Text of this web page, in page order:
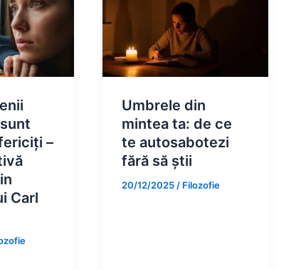
–
Carl
Umbrele din
mintea ta: de ce
te autosabotezi
fără să știi
20/12/2025 / Filozofie